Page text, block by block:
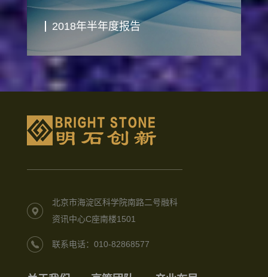
2018年半年度报告
北京市海淀区科学院南路二号融科
资讯中心C座南楼1501
联系电话：010-82868577